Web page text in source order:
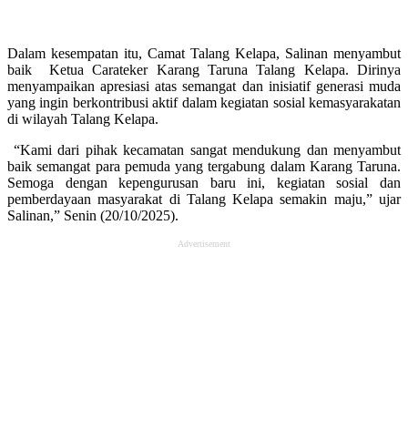
Dalam kesempatan itu, Camat Talang Kelapa, Salinan menyambut
baik Ketua Carateker Karang Taruna Talang Kelapa. Dirinya
menyampaikan apresiasi atas semangat dan inisiatif generasi muda
yang ingin berkontribusi aktif dalam kegiatan sosial kemasyarakatan
di wilayah Talang Kelapa.
“Kami dari pihak kecamatan sangat mendukung dan menyambut
baik semangat para pemuda yang tergabung dalam Karang Taruna.
Semoga dengan kepengurusan baru ini, kegiatan sosial dan
pemberdayaan masyarakat di Talang Kelapa semakin maju,” ujar
Salinan,” Senin (20/10/2025).
Advertisement